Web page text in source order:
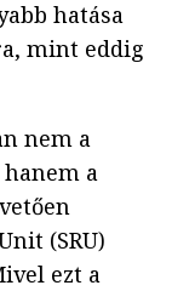
hatása
mint eddig
nem a
a
(SRU)
ezt a